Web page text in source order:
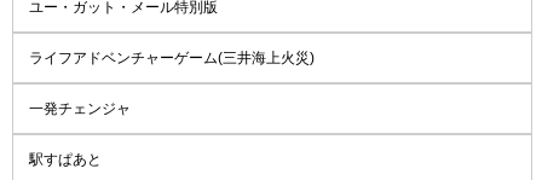
ユー・ガット・メール特別版
ライフアドベンチャーゲーム(三井海上火災)
一発チェンジャ
駅すぱあと